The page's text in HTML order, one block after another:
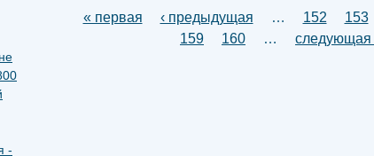
Страницы
« первая ‹ предыдущая … 152 153
159
160 … следующая